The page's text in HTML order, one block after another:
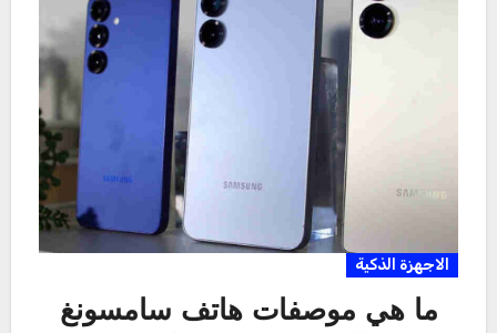
الاجهزة الذكية
ما هي موصفات هاتف سامسونغ